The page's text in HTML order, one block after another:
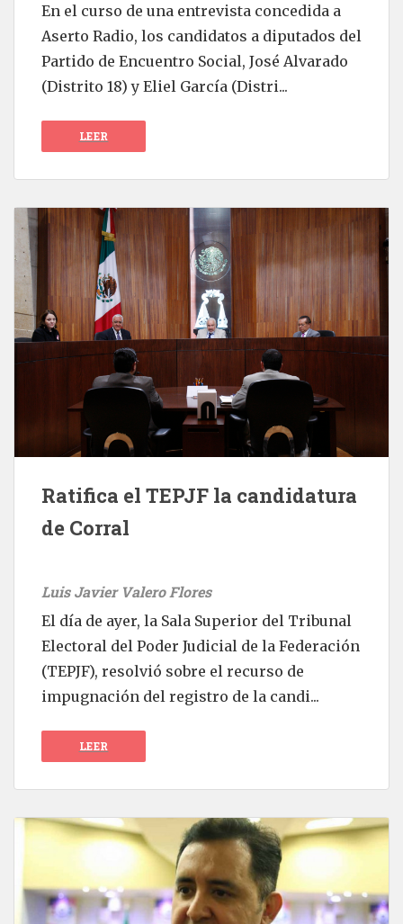
En el curso de una entrevista concedida a
Aserto Radio, los candidatos a diputados del
Partido de Encuentro Social, José Alvarado
(Distrito 18) y Eliel García (Distri...
LEER
Ratifica el TEPJF la candidatura
de Corral
Luis Javier Valero Flores
El día de ayer, la Sala Superior del Tribunal
Electoral del Poder Judicial de la Federación
(TEPJF), resolvió sobre el recurso de
impugnación del registro de la candi...
LEER